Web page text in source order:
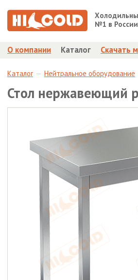
№1 в России
О компании Каталог Скачать
Каталог Нейтральное оборудование
Стол нержавеющий